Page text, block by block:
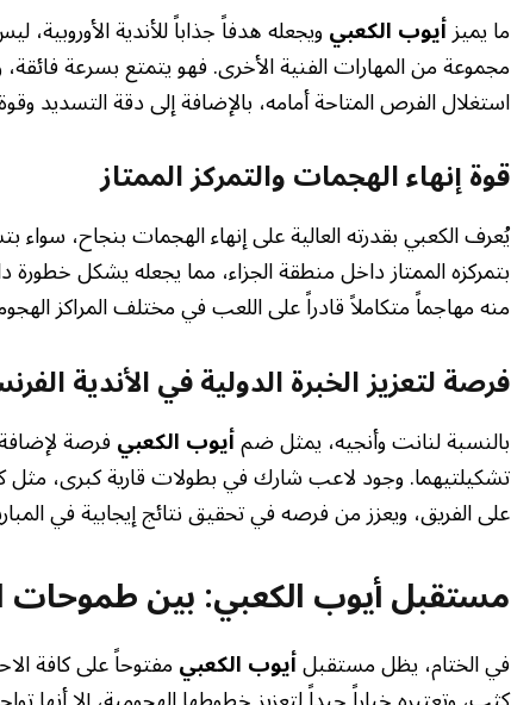
ما يميزأيوب الكعبيويجعله هدفاً جذاباً للأندية
مجموعة من المهارات الفنية الأخرى. فهو يتمتع بسرعة
استغلال الفرص المتاحة أمامه، بالإضافة إلى دقة التسديد وقوة
قوة إنهاء الهجمات والتمركز الممتاز
يُعرف الكعبي بقدرته العالية على إنهاء الهجمات بنجاح، سواء
بتمركزه الممتاز داخل منطقة الجزاء، مما يجعله يشكل
منه مهاجماً متكاملاً قادراً على اللعب في مختلف المراكز
فرصة لتعزيز الخبرة الدولية في الأندية
بالنسبة لنانت وأنجيه، يمثل ضمأيوب الكعبيفرصة
تشكيلتيهما. وجود لاعب شارك في بطولات قارية كبرى، مثل
على الفريق، ويعزز من فرصه في تحقيق نتائج إيجابية في
مستقبل أيوب الكعبي: بين طموحات
في الختام، يظل مستقبلأيوب الكعبيمفتوحاً على كافة